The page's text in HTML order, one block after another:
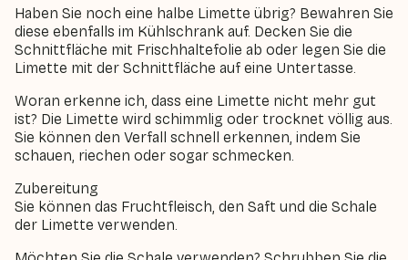
Haben Sie noch eine halbe Limette übrig? Bewahren Sie
diese ebenfalls im Kühlschrank auf. Decken Sie die
Schnittfläche mit Frischhaltefolie ab oder legen Sie die
Limette mit der Schnittfläche auf eine Untertasse.
Woran erkenne ich, dass eine Limette nicht mehr gut
ist? Die Limette wird schimmlig oder trocknet völlig aus.
Sie können den Verfall schnell erkennen, indem Sie
schauen, riechen oder sogar schmecken.
Zubereitung
Sie können das Fruchtfleisch, den Saft und die Schale
der Limette verwenden.